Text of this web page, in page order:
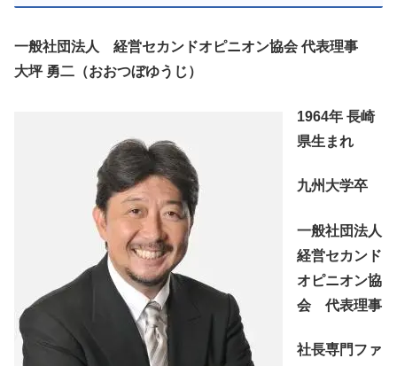
一般社団法人 経営セカンドオピニオン協会 代表理事
大坪 勇二（おおつぼゆうじ）
1964年 長崎
県生まれ
九州大学卒
一般社団法人
経営セカンド
オピニオン協
会 代表理事
社長専門ファ